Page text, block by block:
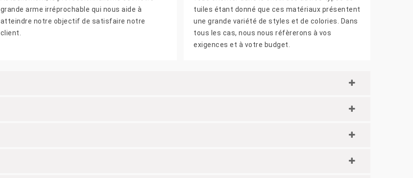
grande arme irréprochable qui nous aide à
atteindre notre objectif de satisfaire notre
client.
tuiles étant donné que ces matériaux présentent
une grande variété de styles et de colories. Dans
tous les cas, nous nous réfèrerons à vos
exigences et à votre budget.